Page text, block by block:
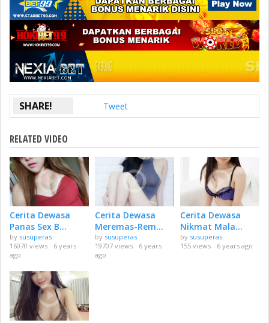
SHARE! Tweet
RELATED VIDEO
Cerita Dewasa
Panas Sex B...
by susuperas
16070 views
6 years
ago
Cerita Dewasa
Meremas-Rem...
by susuperas
19707 views
6 years
ago
Cerita Dewasa
Nikmat Mala...
by susuperas
155 views
6 years ago